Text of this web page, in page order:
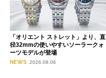
「オリエント ストレット」より、直
径32mmの使いやすいソーラークォ
ーツモデルが登場
NEWS 2026.08.06